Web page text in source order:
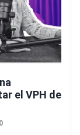
el VPH de